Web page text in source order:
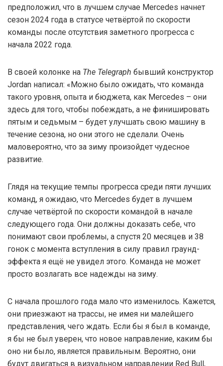
предположил, что в лучшем случае Mercedes начнет
сезон 2024 года в статусе четвёртой по скорости
команды после отсутствия заметного прогресса с
начала 2022 года.
В своей колонке на The Telegraph бывший конструктор
Jordan написал: «Можно было ожидать, что команда
такого уровня, опыта и бюджета, как Mercedes – они
здесь для того, чтобы побеждать, а не финишировать
пятым и седьмым – будет улучшать свою машину в
течение сезона, но они этого не сделали. Очень
маловероятно, что за зиму произойдет чудесное
развитие.
Глядя на текущие темпы прогресса среди пяти лучших
команд, я ожидаю, что Mercedes будет в лучшем
случае четвёртой по скорости командой в начале
следующего года. Они должны доказать себе, что
понимают свои проблемы, а спустя 20 месяцев и 38
гонок с момента вступления в силу правил граунд-
эффекта я ещё не увидел этого. Команда не может
просто возлагать все надежды на зиму.
С начала прошлого года мало что изменилось. Кажется,
они приезжают на трассы, не имея ни малейшего
представления, чего ждать. Если бы я был в команде,
я бы не был уверен, что новое направление, каким бы
оно ни было, является правильным. Вероятно, они
будут двигаться в визуальном направлении Red Bull,